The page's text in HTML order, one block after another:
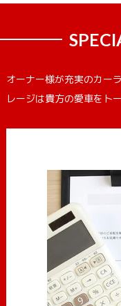
オーナー様が充実のカー
レージは貴方の愛車をト